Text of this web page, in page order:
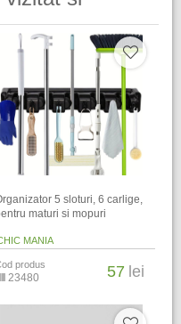
5 sloturi, 6 carlige,
maturi si mopuri
MANIA
produs
23480 57 lei